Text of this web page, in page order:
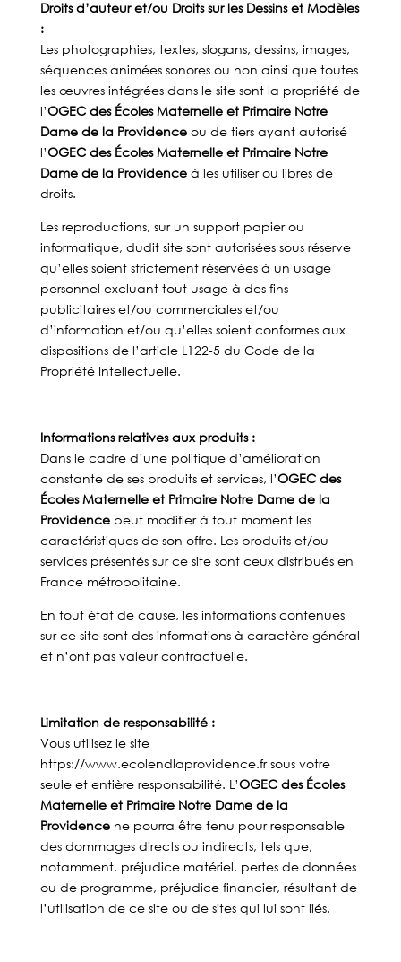
Droits d’auteur et/ou Droits sur les Dessins et Modèles
:
Les photographies, textes, slogans, dessins, images,
séquences animées sonores ou non ainsi que toutes
les œuvres intégrées dans le site sont la propriété de
l’OGEC des Écoles Maternelle et Primaire Notre
Dame de la Providenceou de tiers ayant autorisé
l’OGEC des Écoles Maternelle et Primaire Notre
Dame de la Providenceà les utiliser ou libres de
droits.
Les reproductions, sur un support papier ou
informatique, dudit site sont autorisées sous réserve
qu’elles soient strictement réservées à un usage
personnel excluant tout usage à des fins
publicitaires et/ou commerciales et/ou
d’information et/ou qu’elles soient conformes aux
dispositions de l’article L122-5 du Code de la
Propriété Intellectuelle.
Informations relatives aux produits :
Dans le cadre d’une politique d’amélioration
constante de ses produits et services, l’OGEC des
Écoles Maternelle et Primaire Notre Dame de la
Providencepeut modifier à tout moment les
caractéristiques de son offre. Les produits et/ou
services présentés sur ce site sont ceux distribués en
France métropolitaine.
En tout état de cause, les informations contenues
sur ce site sont des informations à caractère général
et n’ont pas valeur contractuelle.
Limitation de responsabilité :
Vous utilisez le site
https://www.ecolendlaprovidence.fr sous votre
seule et entière responsabilité. L’OGEC des Écoles
Maternelle et Primaire Notre Dame de la
Providencene pourra être tenu pour responsable
des dommages directs ou indirects, tels que,
notamment, préjudice matériel, pertes de données
ou de programme, préjudice financier, résultant de
l’utilisation de ce site ou de sites qui lui sont liés.